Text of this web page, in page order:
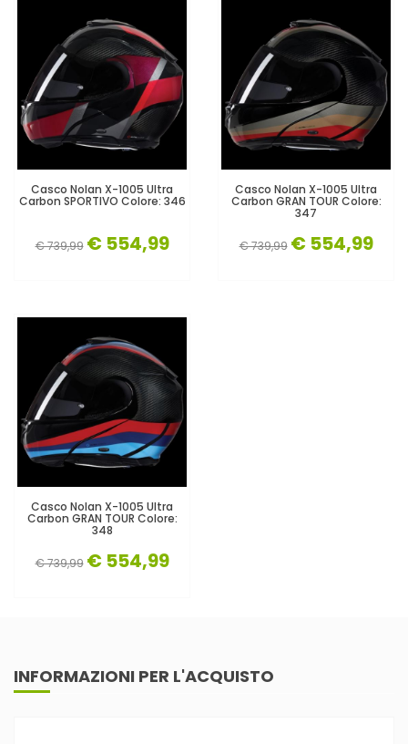
Casco Nolan X-1005 Ultra
Carbon SPORTIVO Colore: 346
€ 739,99 € 554,99
Casco Nolan X-1005 Ultra
Carbon GRAN TOUR Colore:
347
€ 739,99 € 554,99
Casco Nolan X-1005 Ultra
Carbon GRAN TOUR Colore:
348
€ 739,99 € 554,99
INFORMAZIONI PER L'ACQUISTO